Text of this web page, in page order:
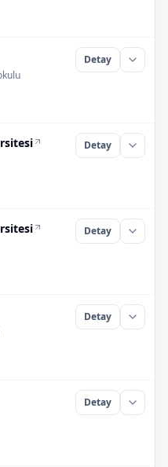
Detay
Detay
Detay
Detay
Detay